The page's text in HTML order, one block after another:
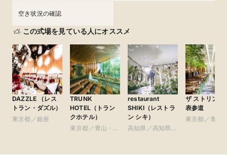
空き状況の確認
この式場を見ている人にオススメ
DAZZLE （レス
トラン・ダズル）
東京都／銀座
TRUNK
HOTEL（トラン
クホテル）
東京都／青山・表
restaurant
SHIKI（レストラ
ン シキ）
高知県／高知県全
ザ ストリング
表参道
東京都／青山